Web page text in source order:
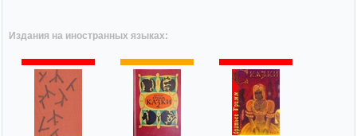
Издания на иностранных языках: